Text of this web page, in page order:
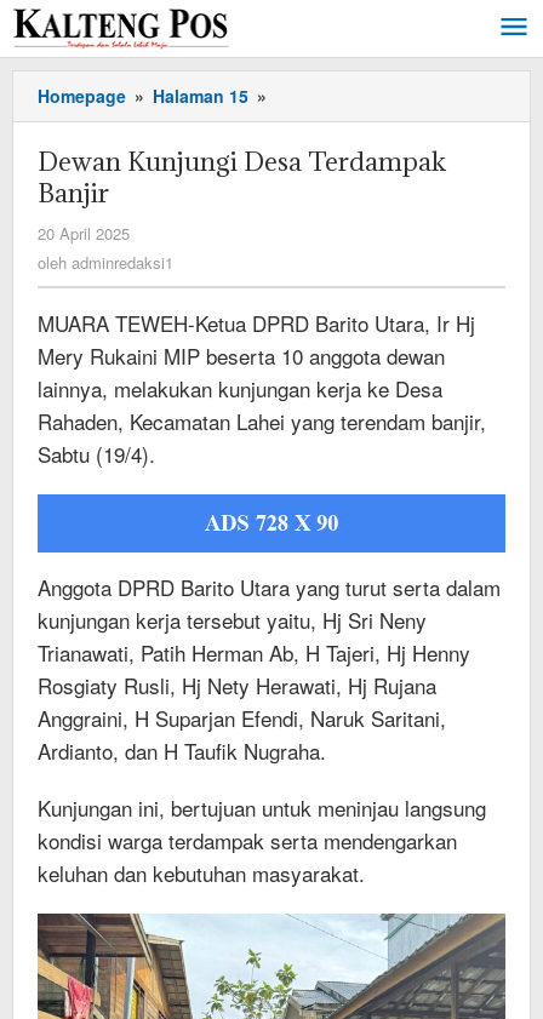
Lewati
ke
konten
Homepage » Halaman 15 »
Kunjungi
Desa
Terdampak
Dewan Kunjungi Desa Terdampak
Banjir
20 April 2025
adminredaksi1
oleh adminredaksi1
MUARA TEWEH-Ketua DPRD Barito Utara, Ir Hj
Mery Rukaini MIP beserta 10 anggota dewan
lainnya, melakukan kunjungan kerja ke Desa
Rahaden, Kecamatan Lahei yang terendam banjir,
Sabtu (19/4).
Anggota DPRD Barito Utara yang turut serta dalam
kunjungan kerja tersebut yaitu, Hj Sri Neny
Trianawati, Patih Herman Ab, H Tajeri, Hj Henny
Rosgiaty Rusli, Hj Nety Herawati, Hj Rujana
Anggraini, H Suparjan Efendi, Naruk Saritani,
Ardianto, dan H Taufik Nugraha.
Kunjungan ini, bertujuan untuk meninjau langsung
kondisi warga terdampak serta mendengarkan
keluhan dan kebutuhan masyarakat.